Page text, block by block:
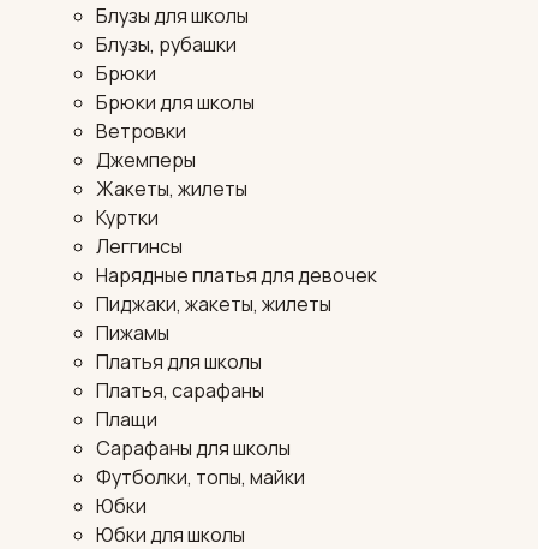
Блузы для школы
Блузы, рубашки
Брюки
Брюки для школы
Ветровки
Джемперы
Жакеты, жилеты
Куртки
Леггинсы
Нарядные платья для девочек
Пиджаки, жакеты, жилеты
Пижамы
Платья для школы
Платья, сарафаны
Плащи
Сарафаны для школы
Футболки, топы, майки
Юбки
Юбки для школы